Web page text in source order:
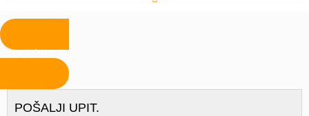
Pozovite
POŠALJI UPIT.